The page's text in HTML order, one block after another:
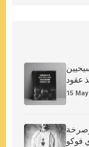
عقود
15
وصرخة
فوكو